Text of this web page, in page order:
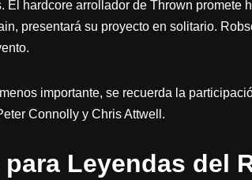
El hardcore arrollador de Thrown
presentará su proyecto en solitario.
importante, se recuerda la
Connolly y Chris Attwell.
Leyendas del